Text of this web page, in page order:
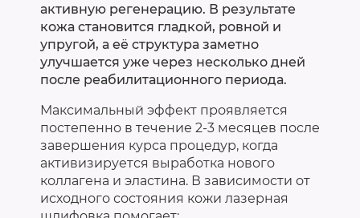
активную регенерацию. В результате
кожа становится гладкой, ровной и
упругой, а её структура заметно
улучшается уже через несколько дней
после реабилитационного периода.
Максимальный эффект проявляется
постепенно в течение 2-3 месяцев после
завершения курса процедур, когда
активизируется выработка нового
коллагена и эластина. В зависимости от
исходного состояния кожи лазерная